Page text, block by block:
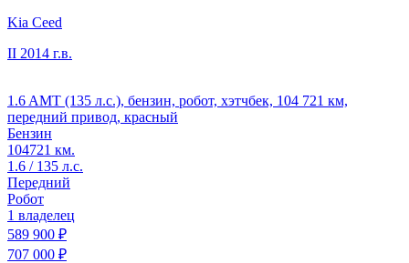
Kia Ceed
II 2014 г.в.
1.6 AMT (135 л.с.), бензин, робот, хэтчбек, 104 721 км,
передний привод, красный
Бензин
104721 км.
1.6 / 135 л.с.
Передний
Робот
1 владелец
589 900 ₽
707 000 ₽